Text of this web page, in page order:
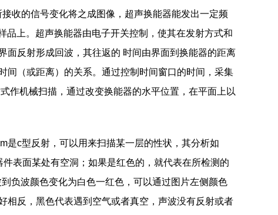
收的信号变化将之成图像，超声换能器能发出一定频
上。超声换能器由电子开关控制，使其在发射方式和
面反射形成回波，其往返的 时间由界面到换能器的距离
间（或距离）的关系。通过控制时间窗口的时间，采集
作机械扫描，通过改变换能器的水平位置，在平面上以
是c型反射，可以用来扫描某一层的性状，其分析如
表面某处有空洞；如果是红色的，就代表在所检测的
负波颜色变化为白色一红色，可以通过图片左侧颜色
相反，黑色代表遇到空气或者真空，声波没有反射或者